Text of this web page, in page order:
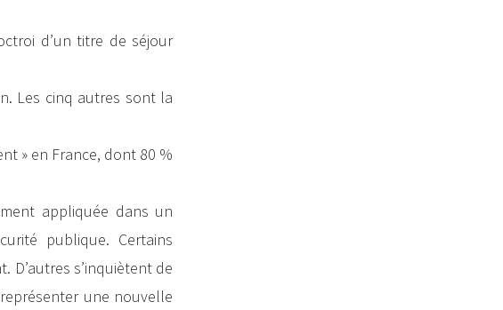
d’un titre de séjour
Les cinq autres sont la
» en France, dont 80 %
appliquée dans un
publique. Certains
s’inquiètent de
une nouvelle